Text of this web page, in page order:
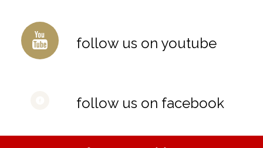
follow us on youtube
follow us on facebook